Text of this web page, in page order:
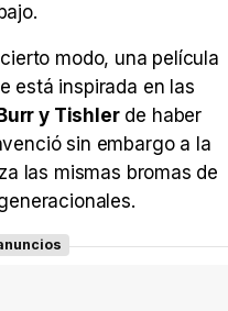
modo, una película
está inspirada en las
y Tishlerde haber
sin embargo a la
las mismas bromas de